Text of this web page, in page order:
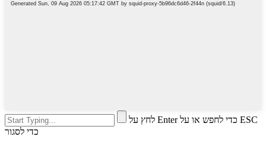
לחץ על Enter כדי לחפש או על ESC
כדי לסגור